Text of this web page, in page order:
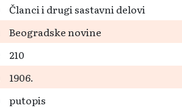
Članci i drugi sastavni delovi
Beogradske novine
210
1906.
putopis